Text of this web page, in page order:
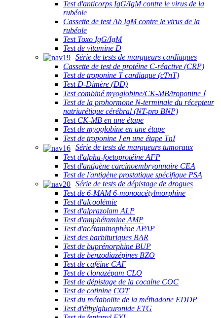
Test d'anticorps IgG/IgM contre le virus de la
rubéole
Cassette de test Ab IgM contre le virus de la
rubéole
Test Toxo IgG/IgM
Test de vitamine D
Série de tests de marqueurs cardiaques
Cassette de test de protéine C-réactive (CRP)
Test de troponine T cardiaque (cTnT)
Test D-Dimère (DD)
Test combiné myoglobine/CK-MB/troponine Ⅰ
Test de la prohormone N-terminale du récepteur
natriurétique cérébral (NT-pro BNP)
Test CK-MB en une étape
Test de myoglobine en une étape
Test de troponine Ⅰ en une étape TnI
Série de tests de marqueurs tumoraux
Test d'alpha-foetoprotéine AFP
Test d'antigène carcinoembryonnaire CEA
Test de l'antigène prostatique spécifique PSA
Série de tests de dépistage de drogues
Test de 6-MAM 6-monoacétylmorphine
Test d'alcoolémie
Test d'alprazolam ALP
Test d'amphétamine AMP
Test d'acétaminophène APAP
Test des barbituriques BAR
Test de buprénorphine BUP
Test de benzodiazépines BZO
Test de caféine CAF
Test de clonazépam CLO
Test de dépistage de la cocaïne COC
Test de cotinine COT
Test du métabolite de la méthadone EDDP
Test d'éthylglucuronide ETG